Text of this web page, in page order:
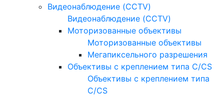
Видеонаблюдение (CCTV)
Видеонаблюдение (CCTV)
Моторизованные объективы
Моторизованные объективы
Мегапиксельного разрешения
Объективы с креплением типа C/CS
Объективы с креплением типа
C/CS